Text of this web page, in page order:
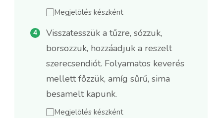
Megjelölés készként
Visszatesszük a tűzre, sózzuk,
borsozzuk, hozzáadjuk a reszelt
szerecsendiót. Folyamatos keverés
mellett főzzük, amíg sűrű, sima
besamelt kapunk.
Megjelölés készként